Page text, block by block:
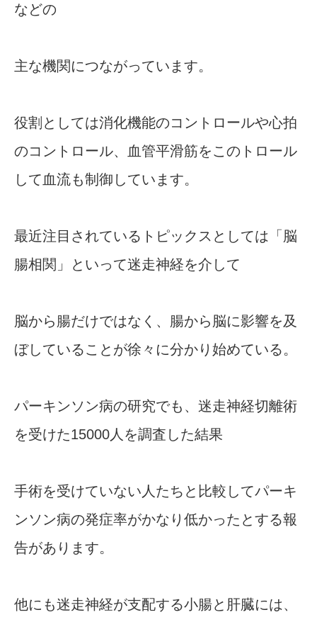
などの
主な機関につながっています。
役割としては消化機能のコントロールや心拍
のコントロール、血管平滑筋をこのトロール
して血流も制御しています。
最近注目されているトピックスとしては「脳
腸相関」といって迷走神経を介して
脳から腸だけではなく、腸から脳に影響を及
ぼしていることが徐々に分かり始めている。
パーキンソン病の研究でも、迷走神経切離術
を受けた15000人を調査した結果
手術を受けていない人たちと比較してパーキ
ンソン病の発症率がかなり低かったとする報
告があります。
他にも迷走神経が支配する小腸と肝臓には、